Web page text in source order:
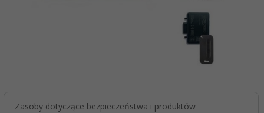
Zasoby dotyczące bezpieczeństwa i produktów